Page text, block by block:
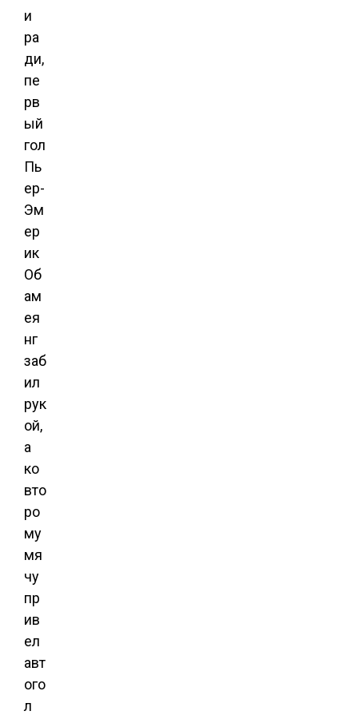
и
ра
ди,
пе
рв
ый
гол
Пь
ер-
Эм
ер
ик
Об
ам
ея
нг
заб
ил
рук
ой,
а
ко
вто
ро
му
мя
чу
пр
ив
ел
авт
ого
л